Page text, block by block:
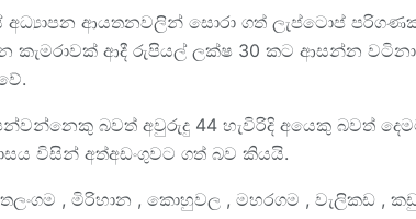
ආයතනවලින් සොරා ගත් ලැප්ටොප් පරිගණක
කැමරාවක් ආදී රුපියල් ලක්ෂ 30 කට ආසන්න
බවත් අවුරුදු 44 හැවිරිදි අයෙකු බවත්
විසින් අත්අඩංගුවට ගත් බව කියයි.
, මිරිහාන , කොහුවල , මහරගම , වැලිකඩ ,